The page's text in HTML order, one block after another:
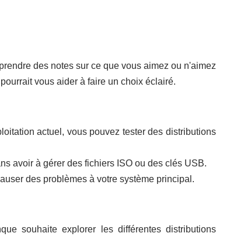
des notes sur ce que vous aimez ou n'aimez
vous aider à faire un choix éclairé.
actuel, vous pouvez tester des distributions
avoir à gérer des fichiers ISO ou des clés USB.
des problèmes à votre système principal.
souhaite explorer les différentes distributions